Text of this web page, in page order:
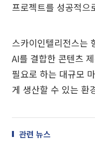
프로젝트를 성공적으
스카이인텔리전스는
AI를 결합한 콘텐츠
필요로 하는 대규모
게 생산할 수 있는 환
관련 뉴스